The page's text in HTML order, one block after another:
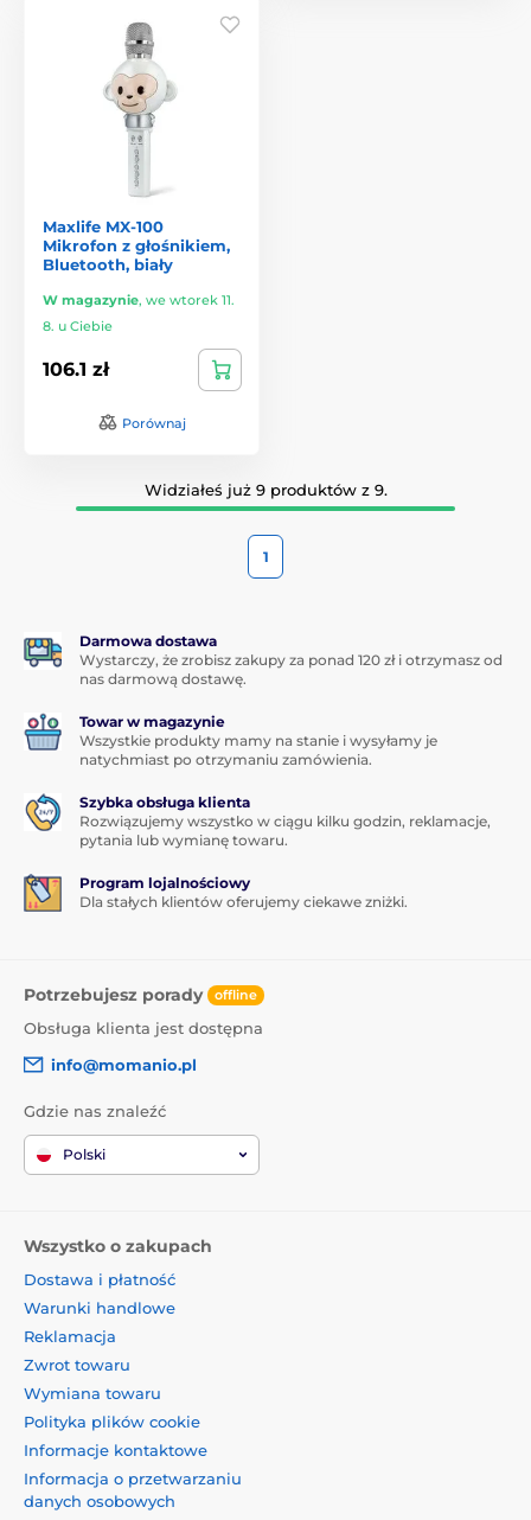
Maxlife MX-100
Mikrofon z głośnikiem,
Bluetooth, biały
W magazynie, we wtorek 11.
8. u Ciebie
106.1 zł
Porównaj
Widziałeś już 9 produktów z 9.
1
Darmowa dostawa
Wystarczy, że zrobisz zakupy za ponad 120 zł i otrzymasz od
nas darmową dostawę.
Towar w magazynie
Wszystkie produkty mamy na stanie i wysyłamy je
natychmiast po otrzymaniu zamówienia.
Szybka obsługa klienta
Rozwiązujemy wszystko w ciągu kilku godzin, reklamacje,
pytania lub wymianę towaru.
Program lojalnościowy
Dla stałych klientów oferujemy ciekawe zniżki.
Potrzebujesz porady offline
Obsługa klienta jest dostępna
info@momanio.pl
Gdzie nas znaleźć
Polski
Wszystko o zakupach
Dostawa i płatność
Warunki handlowe
Reklamacja
Zwrot towaru
Wymiana towaru
Polityka plików cookie
Informacje kontaktowe
Informacja o przetwarzaniu
danych osobowych